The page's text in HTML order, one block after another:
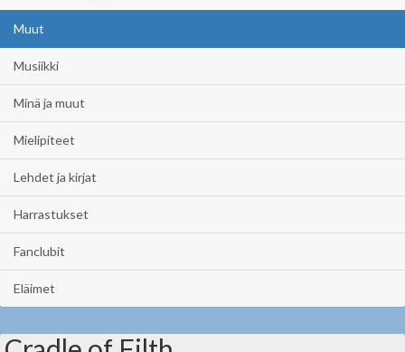
Muut
Musiikki
Minä ja muut
Mielipiteet
Lehdet ja kirjat
Harrastukset
Fanclubit
Eläimet